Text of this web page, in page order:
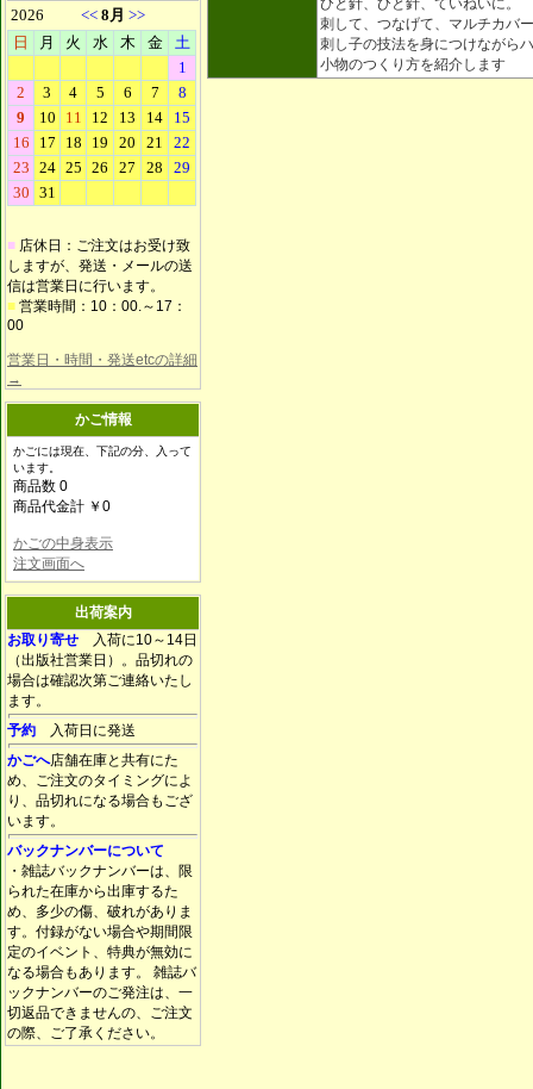
■ 店休日：ご注文はお受け致
しますが、発送・メールの送
信は営業日に行います。
■ 営業時間：10：00.～17：
00
営業日・時間・発送etcの詳細
→
かご情報
かごには現在、下記の分、入って
います。
商品数 0
商品代金計 ￥0
かごの中身表示
注文画面へ
出荷案内
お取り寄せ 入荷に10～14日
（出版社営業日）。品切れの
場合は確認次第ご連絡いたし
ます。
予約 入荷日に発送
かごへ店舗在庫と共有にた
め、ご注文のタイミングによ
り、品切れになる場合もござ
います。
バックナンバーについて
・雑誌バックナンバーは、限
られた在庫から出庫するた
め、多少の傷、破れがありま
す。付録がない場合や期間限
定のイベント、特典が無効に
なる場合もあります。 雑誌バ
ックナンバーのご発注は、一
切返品できませんの、ご注文
の際、ご了承ください。
ひと針、ひと針、ていねいに。
刺して、つなげて、マルチカバ
刺し子の技法を身につけながら
小物のつくり方を紹介します